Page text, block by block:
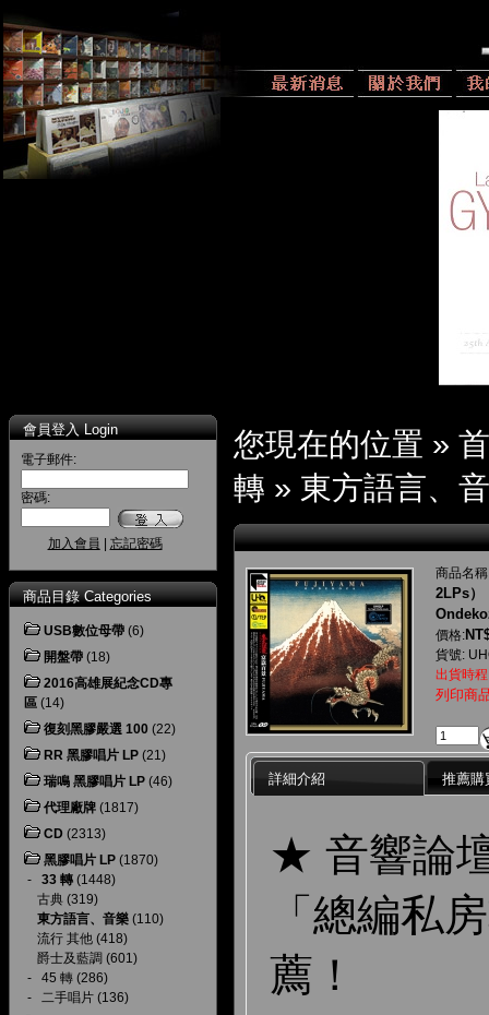
會員登入 Login
電子郵件:
密碼:
加入會員 忘記密碼
商品目錄 Categories
USB數位母帶 (6)
開盤帶 (18)
2016高雄展紀念CD專
區 (14)
復刻黑膠嚴選 100 (22)
RR 黑膠唱片 LP (21)
瑞鳴 黑膠唱片 LP (46)
代理廠牌 (1817)
CD (2313)
黑膠唱片 LP (1870)
- 33 轉 (1448)
古典 (319)
東方語言、音樂 (110)
流行 其他 (418)
爵士及藍調 (601)
- 45 轉 (286)
- 二手唱片 (136)
您現在的位置 »
轉 » 東方語言、
商品名
2LPs）
價格:
貨號:
出貨時
列印商
詳細介紹 推薦購
★ 音響論
「總編私
薦！